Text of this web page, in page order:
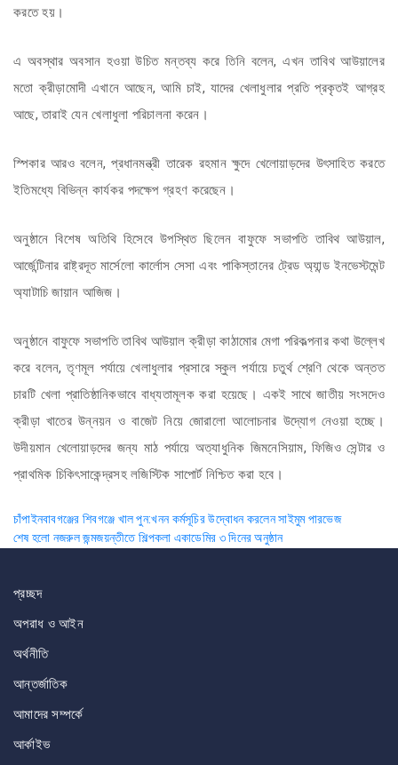
করতে হয়।
এ অবস্থার অবসান হওয়া উচিত মন্তব্য করে তিনি বলেন, এখন তাবিথ আউয়ালের
মতো ক্রীড়ামোদী এখানে আছেন, আমি চাই, যাদের খেলাধুলার প্রতি প্রকৃতই আগ্রহ
আছে, তারাই যেন খেলাধুলা পরিচালনা করেন।
স্পিকার আরও বলেন, প্রধানমন্ত্রী তারেক রহমান ক্ষুদে খেলোয়াড়দের উৎসাহিত করতে
ইতিমধ্যে বিভিন্ন কার্যকর পদক্ষেপ গ্রহণ করেছেন।
অনুষ্ঠানে বিশেষ অতিথি হিসেবে উপস্থিত ছিলেন বাফুফে সভাপতি তাবিথ আউয়াল,
আর্জেন্টিনার রাষ্ট্রদূত মার্সেলো কার্লোস সেসা এবং পাকিস্তানের ট্রেড অ্যান্ড ইনভেস্টমেন্ট
অ্যাটাচি জায়ান আজিজ।
অনুষ্ঠানে বাফুফে সভাপতি তাবিথ আউয়াল ক্রীড়া কাঠামোর মেগা পরিকল্পনার কথা উল্লেখ
করে বলেন, তৃণমূল পর্যায়ে খেলাধুলার প্রসারে স্কুল পর্যায়ে চতুর্থ শ্রেণি থেকে অন্তত
চারটি খেলা প্রাতিষ্ঠানিকভাবে বাধ্যতামূলক করা হয়েছে। একই সাথে জাতীয় সংসদেও
ক্রীড়া খাতের উন্নয়ন ও বাজেট নিয়ে জোরালো আলোচনার উদ্যোগ নেওয়া হচ্ছে।
উদীয়মান খেলোয়াড়দের জন্য মাঠ পর্যায়ে অত্যাধুনিক জিমনেসিয়াম, ফিজিও সেন্টার ও
প্রাথমিক চিকিৎসাকেন্দ্রসহ লজিস্টিক সাপোর্ট নিশ্চিত করা হবে।
Post
navigation
চাঁপাইনবাবগঞ্জের শিবগঞ্জে খাল পুন:খনন কর্মসূচির উদ্বোধন করলেন সাইমুম পারভেজ
শেষ হলো নজরুল জন্মজয়ন্তীতে শিল্পকলা একাডেমির ৩ দিনের অনুষ্ঠান
প্রচ্ছদ
অপরাধ ও আইন
অর্থনীতি
আন্তর্জাতিক
আমাদের সম্পর্কে
আর্কাইভ